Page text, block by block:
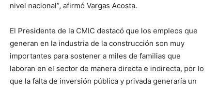
nivel nacional”, afirmó Vargas Acosta.
El Presidente de la CMIC destacó que los empleos que
generan en la industria de la construcción son muy
importantes para sostener a miles de familias que
laboran en el sector de manera directa e indirecta, por lo
que la falta de inversión pública y privada generaría un